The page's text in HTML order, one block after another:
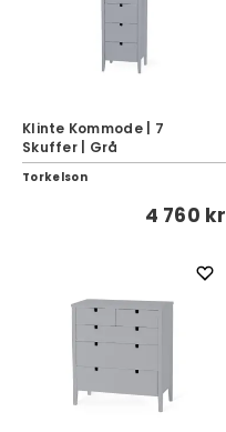
Klinte Kommode | 7
Skuffer | Grå
Torkelson
4 760 kr